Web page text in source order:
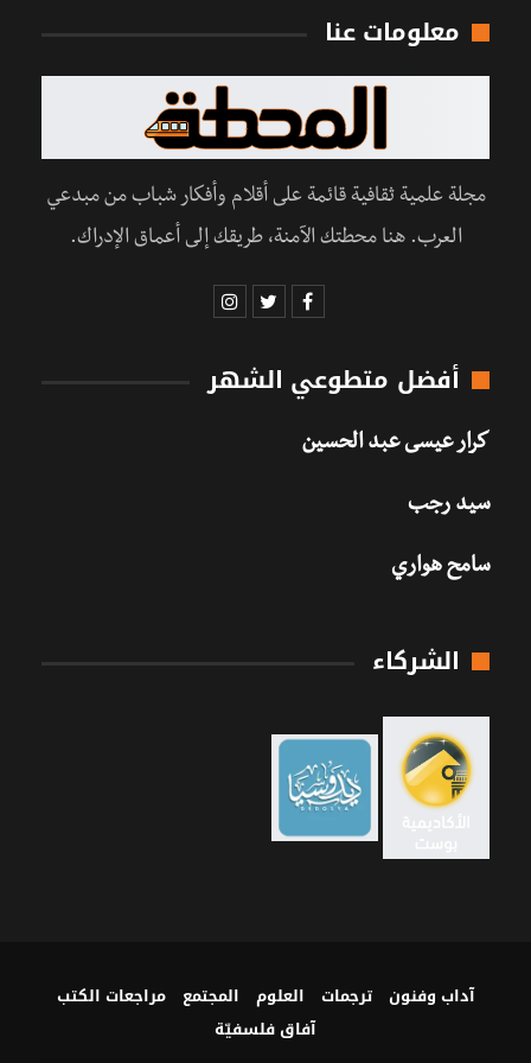
معلومات عنا
مجلة علمية ثقافية قائمة على أقلام وأفكار شباب من مبدعي
العرب. هنا محطتك الآمنة، طريقك إلى أعماق الإدراك.
أفضل متطوعي الشهر
كرار عيسى عبد الحسين
سيد رجب
سامح هواري
الشركاء
آداب وفنون ترجمات العلوم المجتمع
مراجعات الكتب
آفاق فلسفيّة‎